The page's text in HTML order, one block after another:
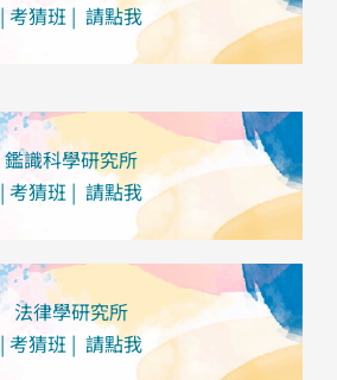
| 考猜班 | 請點我
鑑識科學研究所
| 考猜班 | 請點我
法律學研究所
| 考猜班 | 請點我